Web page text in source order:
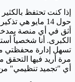
إذا كنت تحتفظ
حول 14 مايو هي
أثق في أي منصة
الكبرى. أنا شخصياً
تسهل إدارة محفظتي
أي "تجميد تنظيمي"